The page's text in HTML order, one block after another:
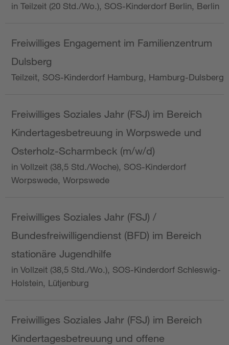
in Teilzeit (20 Std./Wo.), SOS-Kinderdorf Berlin, Berlin
Freiwilliges Engagement im Familienzentrum
Dulsberg
Teilzeit, SOS-Kinderdorf Hamburg, Hamburg-Dulsberg
Freiwilliges Soziales Jahr (FSJ) im Bereich
Kindertagesbetreuung in Worpswede und
Osterholz-Scharmbeck (m/w/d)
in Vollzeit (38,5 Std./Woche), SOS-Kinderdorf
Worpswede, Worpswede
Freiwilliges Soziales Jahr (FSJ) /
Bundesfreiwilligendienst (BFD) im Bereich
stationäre Jugendhilfe
in Vollzeit (38,5 Std./Wo.), SOS-Kinderdorf Schleswig-
Holstein, Lütjenburg
Freiwilliges Soziales Jahr (FSJ) im Bereich
Kindertagesbetreuung und offene